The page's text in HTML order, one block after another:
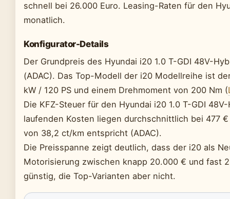
schnell bei 26.000 Euro. Leasing-Raten für den
monatlich.
Konfigurator-Details
Der Grundpreis des Hyundai i20 1.0 T-GDI 48V-
(ADAC). Das Top-Modell der i20 Modellreihe ist
kW / 120 PS und einem Drehmoment von 200 Nm (
Die KFZ-Steuer für den Hyundai i20 1.0 T-GDI
laufenden Kosten liegen durchschnittlich bei 477
von 38,2 ct/km entspricht (ADAC).
Die Preisspanne zeigt deutlich, dass der i20 als
Motorisierung zwischen knapp 20.000 € und fast
günstig, die Top-Varianten aber nicht.